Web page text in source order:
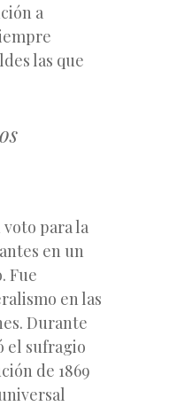
a
las que
para la
en un
Fue
en las
Durante
el sufragio
de 1869